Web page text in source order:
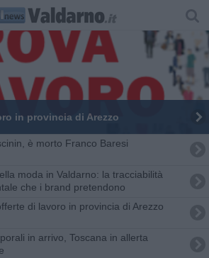
in provincia di Arezzo
è morto Franco Baresi
moda in Valdarno: la tracciabilità
che i brand pretendono
di lavoro in provincia di Arezzo
in arrivo, Toscana in allerta